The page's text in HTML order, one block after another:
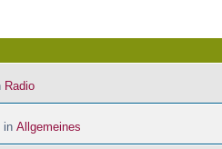
Radio
in Allgemeines